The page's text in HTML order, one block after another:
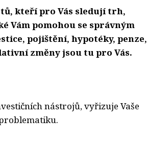
kteří pro Vás sledují trh,
Vám pomohou se správným
pojištění, hypotéky, penze,
změny jsou tu pro Vás.
nástrojů, vyřizuje Vaše